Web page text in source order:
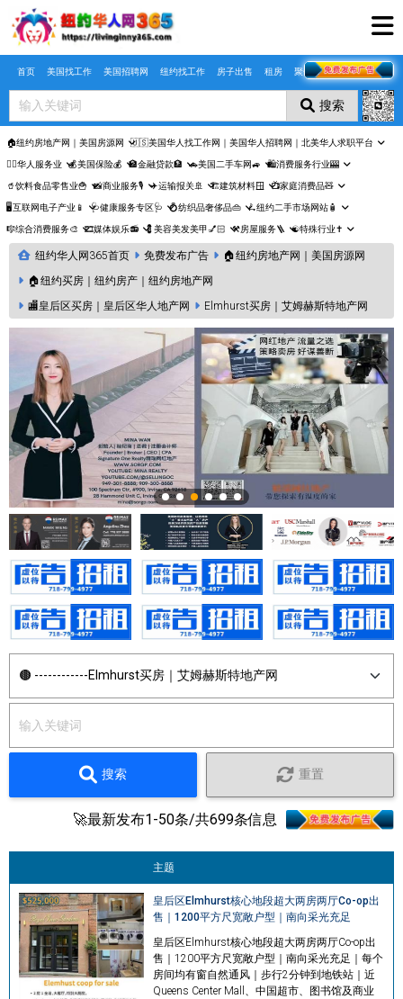
Skip to main content
首页 美国找工作 美国招聘网 纽约找工作 房子出售 租房 聚合页
搜索
🏠纽约房地产网｜美国房源网 🇺🇸美国华人找工作网｜美国华人招聘网｜北美华人求职平台
🤵‍♀️华人服务业 💰美国保险💰 🏦金融贷款🏦 🚗美国二手车网🚙 🛍️消费服务行业🎰
🥤饮料食品零售业🍟 📸商业服务🎙️ ✈️运输报关🚢 🏗️建筑材料🪟 📺家庭消费品🧸
🖥️互联网电子产业📱 🩺健康服务专区🩺 💍纺织品奢侈品👜 🛴纽约二手市场网站🧴
🎼综合消费服务🎨 🎞️媒体娱乐📻 💈美容美发美甲💅🏻 ⚒️房屋服务🪜 ☯️特殊行业✝️
纽约华人网365首页 免费发布广告
🏠纽约房地产网｜美国房源网
🏠纽约买房｜纽约房产｜纽约房地产网
🏬皇后区买房｜皇后区华人地产网
Elmhurst买房｜艾姆赫斯特地产网
搜索 重置
🚀最新发布1-50条/共699条信息
主题
皇后区Elmhurst核心地段超大两房两厅Co-op出
售｜1200平方尺宽敞户型｜南向采光充足
皇后区Elmhurst核心地段超大两房两厅Co-op出
售｜1200平方尺宽敞户型｜南向采光充足｜每个
房间均有窗自然通风｜步行2分钟到地铁站｜近
Queens Center Mall、中国超市、图书馆及商业